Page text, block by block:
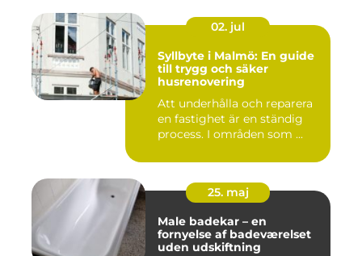
02. jul
Syllbyte i Malmö: En guide
till trygg och säker
husrenovering
Att underhålla och reparera
en fastighet är en ständig
process. I områden som ...
25. maj
Male badekar – en
fornyelse af badeværelset
uden udskiftning